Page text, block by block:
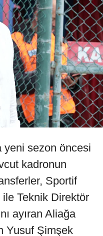
yeni sezon öncesi
kadronun
Sportif
Teknik Direktör
ayıran Aliağa
Yusuf Şimşek